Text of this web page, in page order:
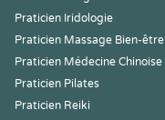
Praticien Iridologie
Praticien Massage Bien-être
Praticien Médecine Chinoise
Praticien Pilates
Praticien Reiki